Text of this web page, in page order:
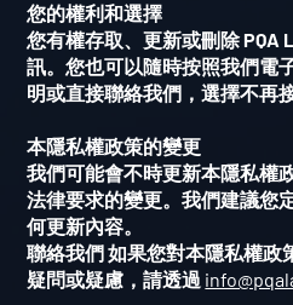
您的權利和選擇
您有權存取、更新或刪除 PQA
訊。您也可以隨時按照我們電
明或直接聯絡我們，選擇不再
本隱私權政策的變更
我們可能會不時更新本隱私權
法律要求的變更。我們建議您
何更新內容。
聯絡我們 如果您對本隱私權政
疑問或疑慮，請透過